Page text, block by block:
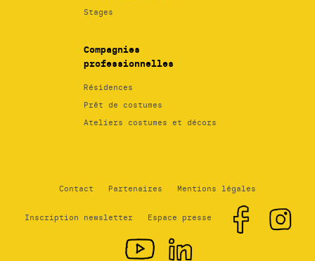
Stages
Compagnies
professionnelles
Résidences
Prêt de costumes
Ateliers costumes et décors
Contact Partenaires Mentions légales
Inscription newsletter Espace presse